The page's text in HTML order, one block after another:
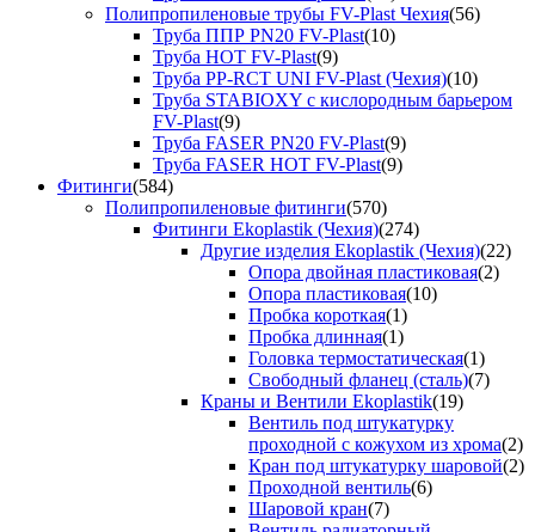
Полипропиленовые трубы FV-Plast Чехия(56)
Труба ППР PN20 FV-Plast(10)
Труба HOT FV-Plast(9)
Труба PP-RCT UNI FV-Plast (Чехия)(10)
Труба STABIOXY с кислородным барьером
FV-Plast(9)
Труба FASER PN20 FV-Plast(9)
Труба FASER HOT FV-Plast(9)
Фитинги(584)
Полипропиленовые фитинги(570)
Фитинги Ekoplastik (Чехия)(274)
Другие изделия Ekoplastik (Чехия)(22)
Опора двойная пластиковая(2)
Опора пластиковая(10)
Пробка короткая(1)
Пробка длинная(1)
Головка термостатическая(1)
Свободный фланец (сталь)(7)
Краны и Вентили Ekoplastik(19)
Вентиль под штукатурку
проходной с кожухом из хрома(2)
Кран под штукатурку шаровой(2)
Проходной вентиль(6)
Шаровой кран(7)